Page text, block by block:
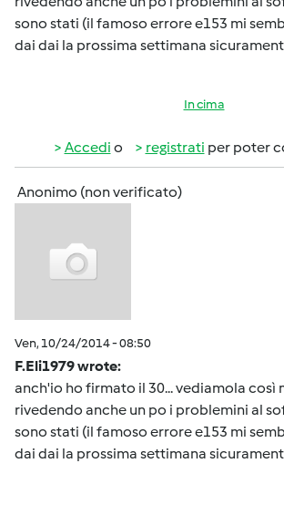
sono stati (il famoso errore e153 mi
dai dai la prossima settimana
In cima
Accedi o registrati per poter
Anonimo (non verificato)
Ven, 10/24/2014 - 08:50
F.Eli1979 wrote:
anch'io ho firmato il 30... vediamola così
rivedendo anche un po i problemini al
sono stati (il famoso errore e153 mi
dai dai la prossima settimana